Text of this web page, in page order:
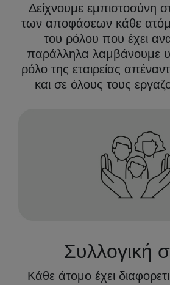
Δείχνουμε εμπιστοσύνη
των αποφάσεων κάθε
του ρόλου που έχει
παράλληλα λαμβάνουμε
ρόλο της εταιρείας
και σε όλους τους
Συλλογική
Κάθε άτομο έχει